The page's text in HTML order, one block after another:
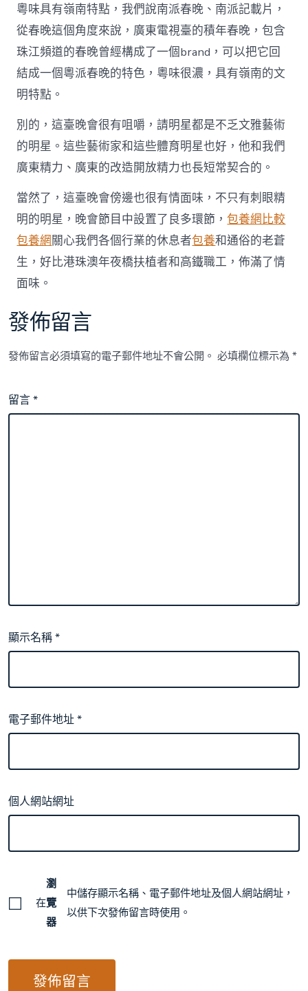
粵味具有嶺南特點，我們說南派春晚、南派記載片，
從春晚這個角度來說，廣東電視臺的積年春晚，包含
珠江頻道的春晚曾經構成了一個brand，可以把它回
結成一個粵派春晚的特色，粵味很濃，具有嶺南的文
明特點。
別的，這臺晚會很有咀嚼，請明星都是不乏文雅藝術
的明星。這些藝術家和這些體育明星也好，他和我們
廣東精力、廣東的改造開放精力也長短常契合的。
當然了，這臺晚會傍邊也很有情面味，不只有刺眼精
明的明星，晚會節目中設置了良多環節，包養網比較
包養網關心我們各個行業的休息者包養和通俗的老蒼
生，好比港珠澳年夜橋扶植者和高鐵職工，佈滿了情
面味。
發佈留言
發佈留言必須填寫的電子郵件地址不會公開。 必填欄位標示為*
留言*
顯示名稱*
電子郵件地址*
個人網站網址
在
瀏
覽
器
中儲存顯示名稱、電子郵件地址及個人網站網址，
以供下次發佈留言時使用。